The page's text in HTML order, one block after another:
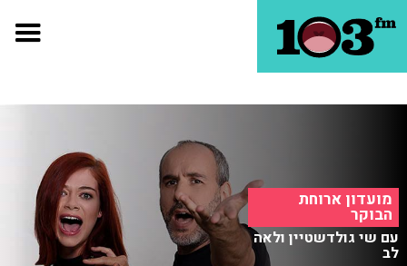
מועדון ארוחת
הבוקר
עם שי גולדשטיין ולאה
לב